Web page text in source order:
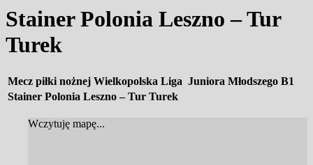
Stainer Polonia Leszno – Tur
Turek
Mecz piłki nożnej Wielkopolska Liga Juniora Młodszego B1
Stainer Polonia Leszno – Tur Turek
Wczytuję mapę...